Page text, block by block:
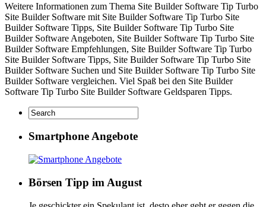
Weitere Informationen zum Thema Site Builder Software Tip Turbo
Site Builder Software mit Site Builder Software Tip Turbo Site
Builder Software Tipps, Site Builder Software Tip Turbo Site
Builder Software Angeboten, Site Builder Software Tip Turbo Site
Builder Software Empfehlungen, Site Builder Software Tip Turbo
Site Builder Software Tipps, Site Builder Software Tip Turbo Site
Builder Software Suchen und Site Builder Software Tip Turbo Site
Builder Software vergleichen. Viel Spaß bei den Site Builder
Software Tip Turbo Site Builder Software Geldsparen Tipps.
Smartphone Angebote
Börsen Tipp im August